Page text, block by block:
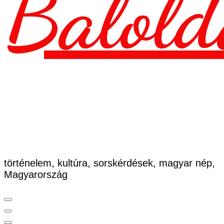
történelem, kultúra, sorskérdések, magyar nép,
Magyarország